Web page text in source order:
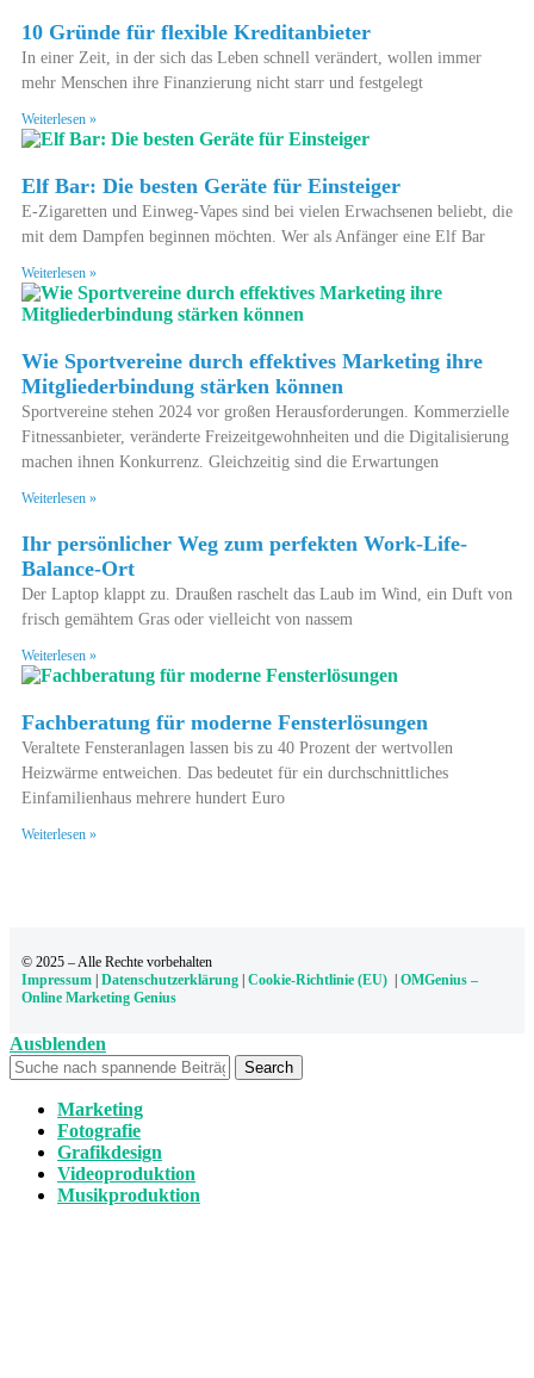
10 Gründe für flexible Kreditanbieter
In einer Zeit, in der sich das Leben schnell verändert, wollen immer
mehr Menschen ihre Finanzierung nicht starr und festgelegt
Weiterlesen »
Elf Bar: Die besten Geräte für Einsteiger
E-Zigaretten und Einweg-Vapes sind bei vielen Erwachsenen beliebt, die
mit dem Dampfen beginnen möchten. Wer als Anfänger eine Elf Bar
Weiterlesen »
Wie Sportvereine durch effektives Marketing ihre
Mitgliederbindung stärken können
Sportvereine stehen 2024 vor großen Herausforderungen. Kommerzielle
Fitnessanbieter, veränderte Freizeitgewohnheiten und die Digitalisierung
machen ihnen Konkurrenz. Gleichzeitig sind die Erwartungen
Weiterlesen »
Ihr persönlicher Weg zum perfekten Work-Life-
Balance-Ort
Der Laptop klappt zu. Draußen raschelt das Laub im Wind, ein Duft von
frisch gemähtem Gras oder vielleicht von nassem
Weiterlesen »
Fachberatung für moderne Fensterlösungen
Veraltete Fensteranlagen lassen bis zu 40 Prozent der wertvollen
Heizwärme entweichen. Das bedeutet für ein durchschnittliches
Einfamilienhaus mehrere hundert Euro
Weiterlesen »
© 2025 – Alle Rechte vorbehalten
Impressum | Datenschutzerklärung | Cookie-Richtlinie (EU) | OMGenius –
Online Marketing Genius
Ausblenden
Search
Marketing
Fotografie
Grafikdesign
Videoproduktion
Musikproduktion